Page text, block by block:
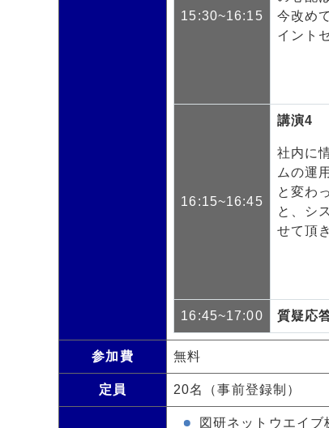
15:30~16:15
今改め
イント
16:15~16:45
講演4
社内に
ムの運
と変わ
と、シ
せて頂
16:45~17:00 質疑応
参加費 無料
定員 20名（事前登録制）
図研ネットウエイブ